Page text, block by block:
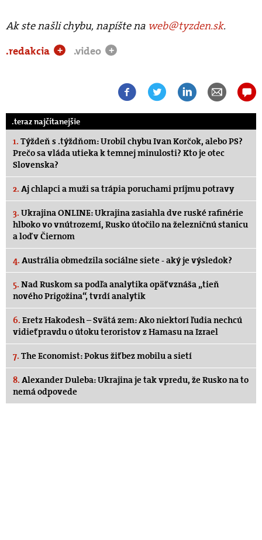
Ak ste našli chybu, napíšte na web@tyzden.sk.
.redakcia
+ .video +
.teraz najčítanejšie
1. Týždeň s .týždňom: Urobil chybu Ivan Korčok, alebo PS?
Prečo sa vláda utieka k temnej minulosti? Kto je otec
Slovenska?
2. Aj chlapci a muži sa trápia poruchami príjmu potravy
3. Ukrajina ONLINE: Ukrajina zasiahla dve ruské rafinérie
hlboko vo vnútrozemí, Rusko útočilo na železničnú stanicu
a loď v Čiernom
4. Austrália obmedzila sociálne siete - aký je výsledok?
5. Nad Ruskom sa podľa analytika opäť vznáša „tieň
nového Prigožina“, tvrdí analytik
6. Eretz Hakodesh – Svätá zem: Ako niektorí ľudia nechcú
vidieť pravdu o útoku teroristov z Hamasu na Izrael
7. The Economist: Pokus žiť bez mobilu a sietí
8. Alexander Duleba: Ukrajina je tak vpredu, že Rusko na to
nemá odpovede